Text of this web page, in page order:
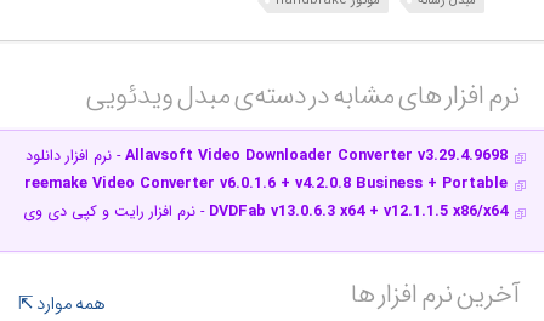
نرم افزار های مشابه در دسته‌ی‌ مبدل ویدئویی‎
Allavsoft Video Downloader Converter v3.29.4.9698- نرم افزار
Freemake Video Converter v6.0.1.6 + v4.2.0.8 Business + Portable
DVDFab v13.0.6.3 x64 + v12.1.1.5 x86/x64 - نرم افزار رایت و کپی دی وی
آخرین نرم افزار ها
همه موارد